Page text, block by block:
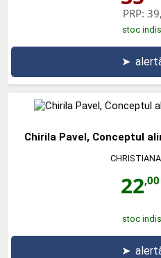
PRP:
stoc
➤
Chirila Pavel, Conceptul
22,00
stoc
➤